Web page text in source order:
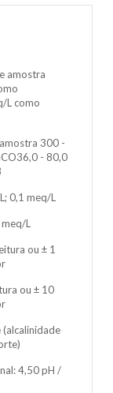
amostra
L como
300 -
- 80,0
0,1 meq/L
L
ou ± 1
ou ± 10
4,50 pH /